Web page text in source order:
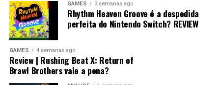
Desempenho impressionante no
Switch 2 e um verdadeiro milagre no
Switch 1
Visualmente, o jogo impressiona bastante.
GAMES 3 semanas ago
Rhythm Heaven Groove é a despedida
perfeita do Nintendo Switch? REVIEW
GAMES 4 semanas ago
Review | Rushing Beat X: Return of
Brawl Brothers vale a pena?